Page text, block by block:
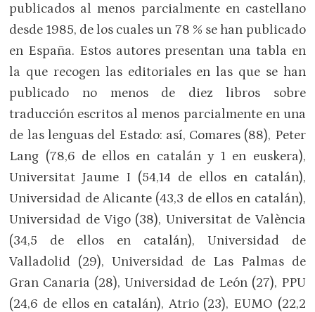
publicados al menos parcialmente en castellano
desde 1985, de los cuales un 78 % se han publicado
en España. Estos autores presentan una tabla en
la que recogen las editoriales en las que se han
publicado no menos de diez libros sobre
traducción escritos al menos parcialmente en una
de las lenguas del Estado: así, Comares (88), Peter
Lang (78,6 de ellos en catalán y 1 en euskera),
Universitat Jaume I (54,14 de ellos en catalán),
Universidad de Alicante (43,3 de ellos en catalán),
Universidad de Vigo (38), Universitat de València
(34,5 de ellos en catalán), Universidad de
Valladolid (29), Universidad de Las Palmas de
Gran Canaria (28), Universidad de León (27), PPU
(24,6 de ellos en catalán), Atrio (23), EUMO (22,2